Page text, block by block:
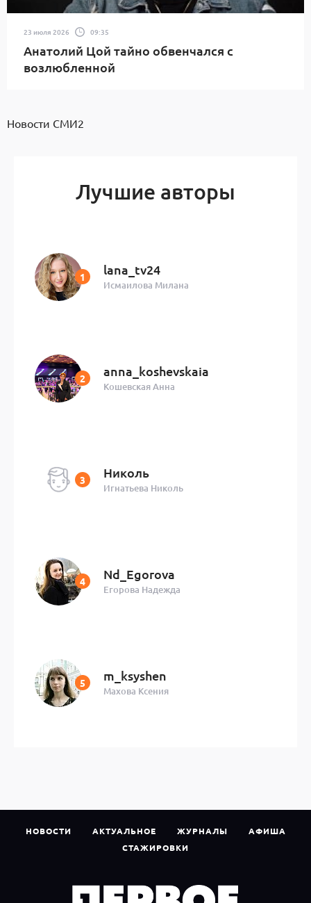
23 июля 2026 09:35
Анатолий Цой тайно обвенчался с
возлюбленной
Новости СМИ2
Лучшие авторы
lana_tv24
Исмаилова Милана
anna_koshevskaia
Кошевская Анна
Николь
Игнатьева Николь
Nd_Egorova
Егорова Надежда
m_ksyshen
Махова Ксения
НОВОСТИ АКТУАЛЬНОЕ ЖУРНАЛЫ
АФИША
СТАЖИРОВКИ